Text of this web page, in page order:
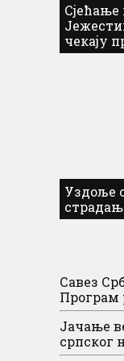
Сјећање
чекају
Уздоље
Савез
Програм
Јачање
српског